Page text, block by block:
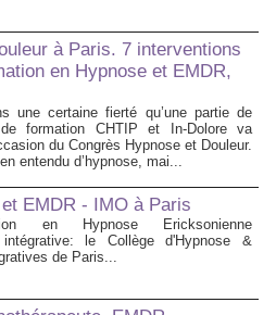
à Paris. 7 interventions
en Hypnose et EMDR,
une certaine fierté qu’une partie de
formation CHTIP et In-Dolore va
du Congrès Hypnose et Douleur.
entendu d’hypnose, mai...
EMDR - IMO à Paris
en Hypnose Ericksonienne
intégrative: le Collège d'Hypnose &
de Paris...